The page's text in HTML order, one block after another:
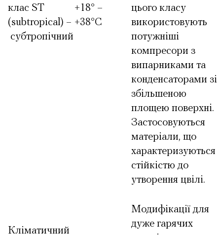
клас ST
(subtropical) –
субтропічний
+18° –
+38°С
цього класу
використовують
потужніші
компресори з
випарниками та
конденсаторами зі
збільшеною
площею поверхні.
Застосовуються
матеріали, що
характеризуються
стійкістю до
утворення цвілі.
Кліматичний
Модифікації для
дуже гарячих